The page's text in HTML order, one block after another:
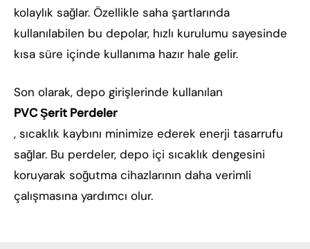
kolaylık sağlar. Özellikle saha şartlarında
kullanılabilen bu depolar, hızlı kurulumu sayesinde
kısa süre içinde kullanıma hazır hale gelir.
Son olarak, depo girişlerinde kullanılan
PVC Şerit Perdeler
, sıcaklık kaybını minimize ederek enerji tasarrufu
sağlar. Bu perdeler, depo içi sıcaklık dengesini
koruyarak soğutma cihazlarının daha verimli
çalışmasına yardımcı olur.